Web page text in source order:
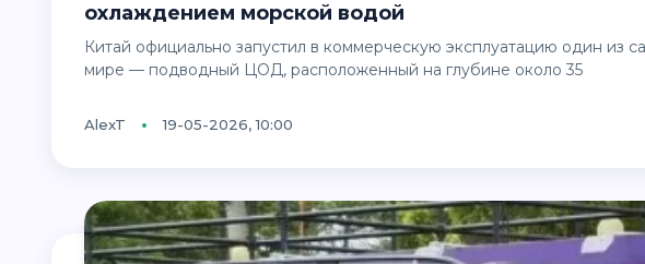
охлаждением морской водой
Китай официально запустил в коммерческую эксплуатацию один из самых необычных дата-центров в
мире — подводный ЦОД, расположенный на глубине около 35
AlexT 19-05-2026, 10:00